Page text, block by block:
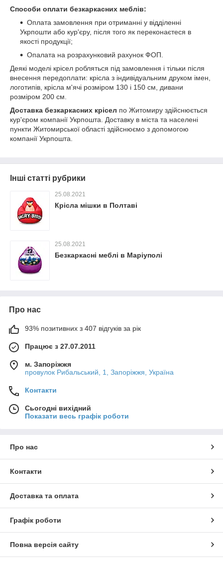
Способи оплати безкаркасних меблів:
Оплата замовлення при отриманні у відділенні
Укрпошти або кур'єру, після того як переконаєтеся в
якості продукції;
Опалата на розрахунковий рахунок ФОП.
Деякі моделі крісел робляться під замовлення і тільки після
внесення передоплати: крісла з індивідуальним друком імен,
логотипів, крісла м'ячі розміром 130 і 150 см, дивани
розміром 200 см.
Доставка безкаркасних крісел по Житомиру здійснюється
кур'єром компанії Укрпошта. Доставку в міста та населені
пункти Житомирської області здійснюємо з допомогою
компанії Укрпошта.
Інші статті рубрики
25.08.2021
Крісла мішки в Полтаві
25.08.2021
Безкаркасні меблі в Маріуполі
Про нас
93% позитивних з 407 відгуків за рік
Працює з 27.07.2011
м. Запоріжжя
провулок Рибальський, 1, Запоріжжя, Україна
Контакти
Сьогодні вихідний
Показати весь графік роботи
Про нас
Контакти
Доставка та оплата
Графік роботи
Повна версія сайту